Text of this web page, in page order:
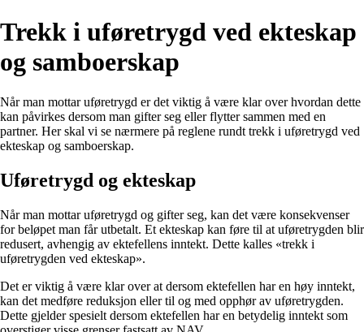
Trekk i uføretrygd ved ekteskap
og samboerskap
Når man mottar uføretrygd er det viktig å være klar over hvordan dette
kan påvirkes dersom man gifter seg eller flytter sammen med en
partner. Her skal vi se nærmere på reglene rundt trekk i uføretrygd ved
ekteskap og samboerskap.
Uføretrygd og ekteskap
Når man mottar uføretrygd og gifter seg, kan det være konsekvenser
for beløpet man får utbetalt. Et ekteskap kan føre til at uføretrygden blir
redusert, avhengig av ektefellens inntekt. Dette kalles «trekk i
uføretrygden ved ekteskap».
Det er viktig å være klar over at dersom ektefellen har en høy inntekt,
kan det medføre reduksjon eller til og med opphør av uføretrygden.
Dette gjelder spesielt dersom ektefellen har en betydelig inntekt som